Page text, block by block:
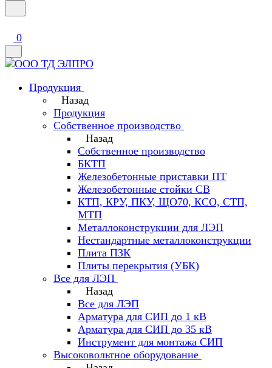
0
Продукция
Назад
Продукция
Собственное производство
Назад
Собственное производство
БКТП
Железобетонные приставки ПТ
Железобетонные стойки СВ
КТП, КРУ, ПКУ, ЩО70, КСО, СТП,
МТП
Металлоконструкции для ЛЭП
Нестандартные металлоконструкции
Плита ПЗК
Плиты перекрытия (УБК)
Все для ЛЭП
Назад
Все для ЛЭП
Арматура для СИП до 1 кВ
Арматура для СИП до 35 кВ
Инструмент для монтажа СИП
Высоковольтное оборудование